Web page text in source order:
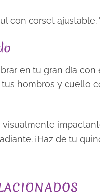
con corset
en tu gran día
hombros y cuello
¡Haz de tu